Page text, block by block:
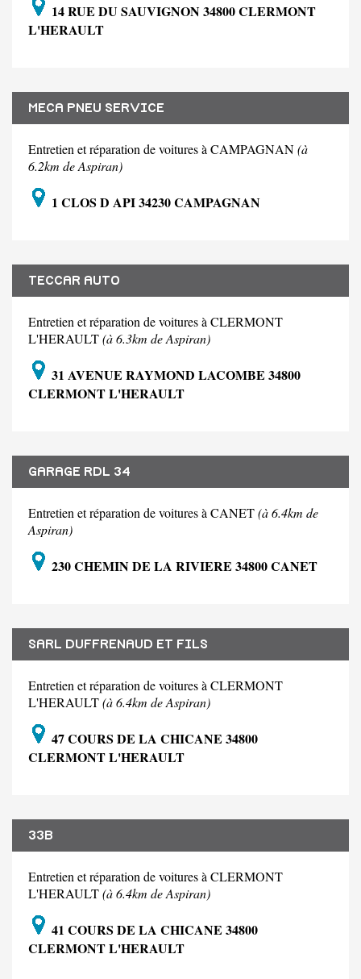
14 RUE DU SAUVIGNON 34800 CLERMONT
L'HERAULT
MECA PNEU SERVICE
Entretien et réparation de voitures à CAMPAGNAN(à
6.2km de Aspiran)
1 CLOS D API 34230 CAMPAGNAN
TECCAR AUTO
Entretien et réparation de voitures à CLERMONT
L'HERAULT(à 6.3km de Aspiran)
31 AVENUE RAYMOND LACOMBE 34800
CLERMONT L'HERAULT
GARAGE RDL 34
Entretien et réparation de voitures à CANET(à 6.4km de
Aspiran)
230 CHEMIN DE LA RIVIERE 34800 CANET
SARL DUFFRENAUD ET FILS
Entretien et réparation de voitures à CLERMONT
L'HERAULT(à 6.4km de Aspiran)
47 COURS DE LA CHICANE 34800
CLERMONT L'HERAULT
33B
Entretien et réparation de voitures à CLERMONT
L'HERAULT(à 6.4km de Aspiran)
41 COURS DE LA CHICANE 34800
CLERMONT L'HERAULT